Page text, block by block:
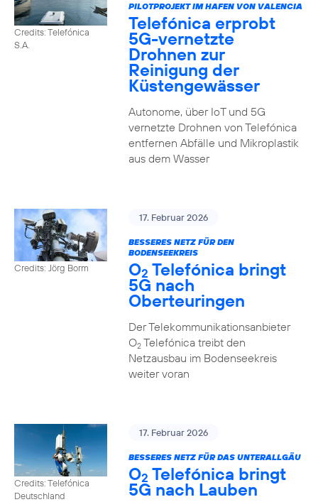
Credits: Telefónica
S.A.
PILOTPROJEKT IM HAFEN VON VALENCIA
Telefónica erprobt
5G-vernetzte
Drohnen zur
Reinigung der
Küstengewässer
Autonome, über IoT und 5G
vernetzte Drohnen von Telefónica
entfernen Abfälle und Mikroplastik
aus dem Wasser
Credits: Jörg Borm
17. Februar 2026
BESSERES NETZ FÜR DEN
BODENSEEKREIS
O2 Telefónica bringt
5G nach
Oberteuringen
Der Telekommunikationsanbieter
O2Telefónica treibt den
Netzausbau im Bodenseekreis
weiter voran
Credits: Telefónica
Deutschland
17. Februar 2026
BESSERES NETZ FÜR DAS UNTERALLGÄU
O2 Telefónica bringt
5G nach Lauben